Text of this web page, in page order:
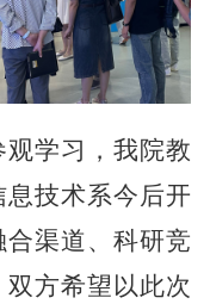
学习，我院教
技术系今后开
渠道、科研竞
方希望以此次